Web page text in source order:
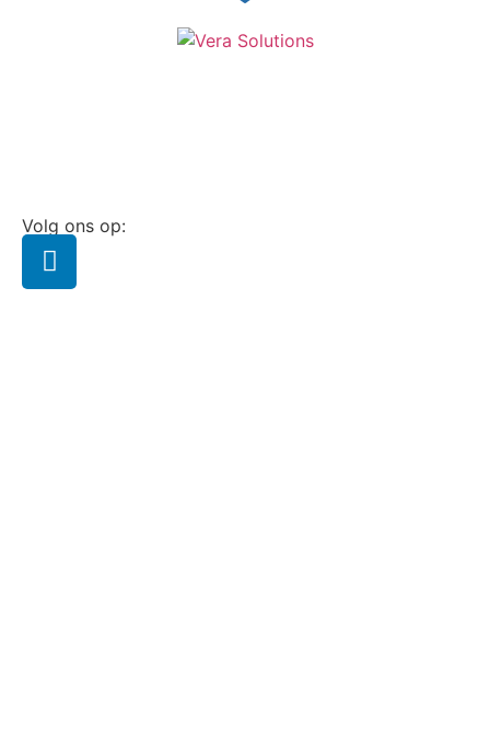
Volg ons op: